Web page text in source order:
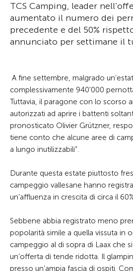
TCS Camping, leader
aumentato il numero dei
precedente e del 50%
annunciato per settimane il
A fine settembre, malgrado
complessivamente 940'000
Tuttavia, il paragone con lo scorso
autorizzati ad aprire i battenti
pronosticato Olivier Grützner,
tiene conto che alcune aree di
a lungo inutilizzabili”.
Durante questa estate piuttosto
campeggio vallesane hanno
un’affluenza in crescita di circa il
Sebbene abbia registrato meno
popolarità simile a quella vissuta in
campeggio al di sopra di Laax che
un’offerta di tende ridotta. Il
presso un’ampia fascia di ospiti.